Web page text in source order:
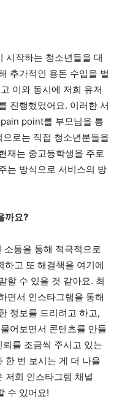
시작하는 청소년들을 대
추가적인 용돈 수입을 벌
이와 동시에 저희 유저
진행했었어요. 이러한 서
point를 부모님을 통
로는 직접 청소년분들을
재는 중고등학생을 주로
는 방식으로 서비스의 방
까요?
통을 통해 적극적으로
하고 또 해결책을 여기에
할 수 있을 것 같아요. 최
면서 인스타그램을 통해
정보를 드리려고 하고,
어보면서 콘텐츠를 만들
를 조금씩 주시고 있는
한 번 보시는 게 더 나을
저희 인스타그램 채널
수 있어요!